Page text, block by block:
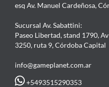
esq Av. Manuel Cardeñosa,
Sucursal Av. Sabattini:
Paseo Libertad, stand 1790,
3250, ruta 9, Córdoba Capital
info@gameplanet.com.ar
+5493515290353